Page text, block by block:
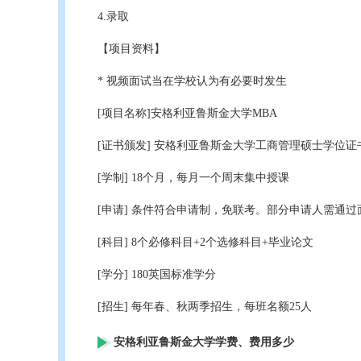
4.录取
【项目资料】
* 视频面试当在学校认为有必要时发生
[项目名称]安格利亚鲁斯金大学MBA
[证书颁发] 安格利亚鲁斯金大学工商管理硕士学位证
[学制] 18个月，每月一个周末集中授课
[申请] 条件符合申请制，免联考。部分申请人需通过
[科目] 8个必修科目+2个选修科目+毕业论文
[学分] 180英国标准学分
[招生] 每年春、秋两季招生，每班名额25人
安格利亚鲁斯金大学学费、费用多少